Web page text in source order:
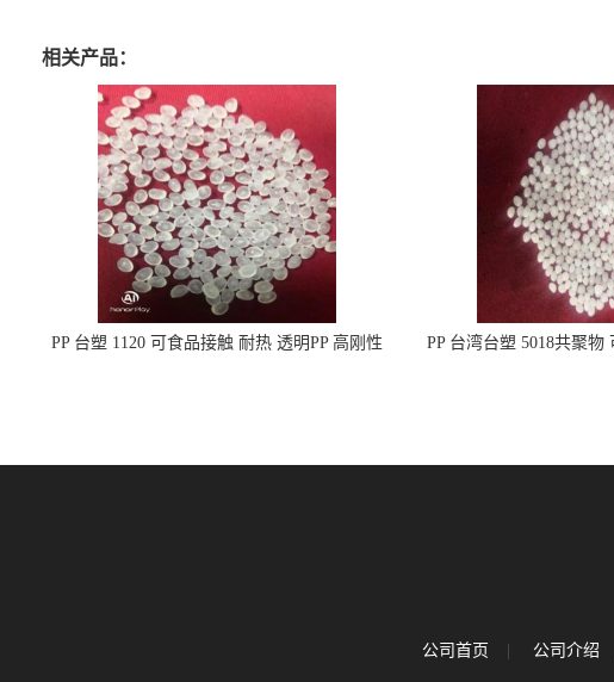
相关产品：
PP 台塑 1120 可食品接触 耐热 透明PP 高刚性
PP 台湾台塑 5018共聚
公司首页 公司介绍